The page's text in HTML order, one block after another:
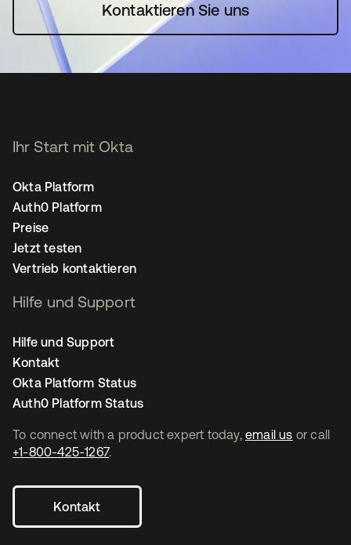
Kontaktieren Sie uns
To connect with a product expert today, email us or call
+1-800-425-1267.
Kontakt
Ihr Start mit Okta
Okta Platform
Auth0 Platform
Preise
Jetzt testen
Vertrieb kontaktieren
Hilfe und Support
Hilfe und Support
Kontakt
Okta Platform Status
Auth0 Platform Status